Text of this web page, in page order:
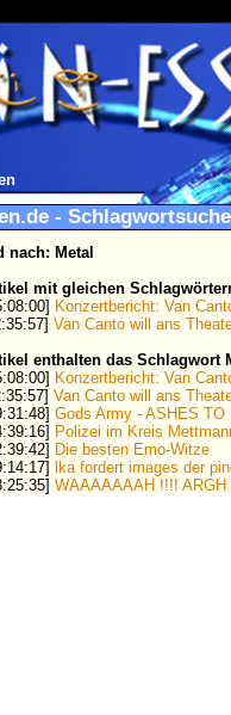
- Schlagwortsuche
nach: Metal
mit gleichen
Konzertbericht: Van
Van Canto will ans
enthalten das Schlagwort
Konzertbericht: Van
Van Canto will ans
Gods Army - ASHES TO
Polizei im Kreis
Die besten Emo-Witze
lka fordert images der
WAAAAAAAH !!!!